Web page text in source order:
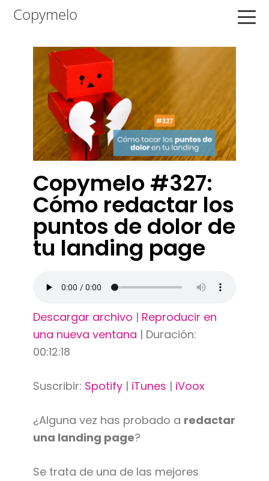
Saltar
navegación
principal
Saltar
contenido
Saltar
principal
Copymelo
Copymelo #327:
Cómo redactar los
puntos de dolor de
tu landing page
Descargar archivo | Reproducir en
una nueva ventana | Duración:
00:12:18
Suscribir: Spotify| iTunes | iVoox
¿Alguna vez has probado a redactar
una landing page?
Se trata de una de las mejores